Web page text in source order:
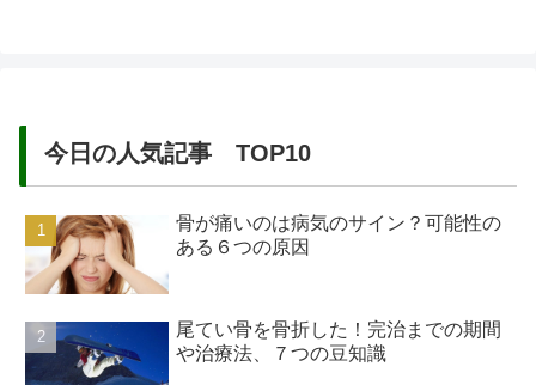
今日の人気記事 TOP10
骨が痛いのは病気のサイン？可能性の
ある６つの原因
尾てい骨を骨折した！完治までの期間
や治療法、７つの豆知識